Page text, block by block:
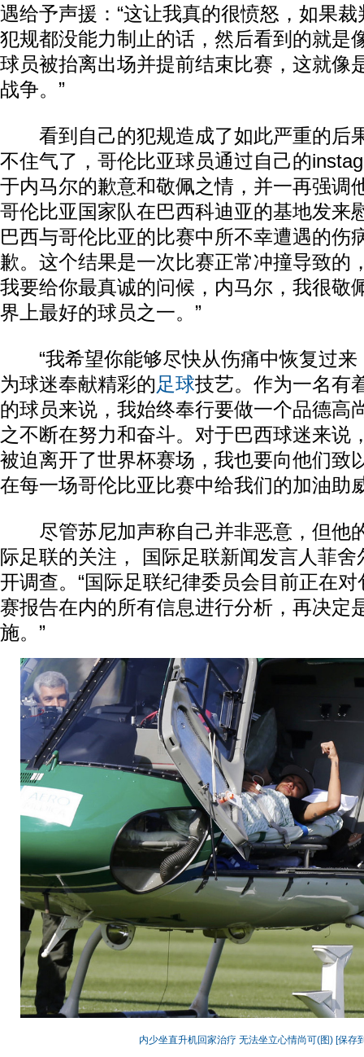
遇给予声援：“这让我真的很愤怒，如果
犯规都没能力制止的话，然后看到的就是
球员被抬离出场并提前结束比赛，这就像
战争。”
看到自己的犯规造成了如此严重的后
不住气了，哥伦比亚球员通过自己的
于内马尔的歉意和敬佩之情，并一再强调
哥伦比亚国家队在巴西科迪亚的基地发来
巴西与哥伦比亚的比赛中所不幸遭遇的伤
歉。这个结果是一次比赛正常冲撞导致的
我要给你最真诚的问候，内马尔，我很敬
界上最好的球员之一。”
“我希望你能够尽快从伤痛中恢复过来
为球迷奉献精彩的足球技艺。作为一名有
的球员来说，我始终奉行要做一个品德高
之不断在努力和奋斗。对于巴西球迷来说
被迫离开了世界杯赛场，我也要向他们致
在每一场哥伦比亚比赛中给我们的加油助
尽管苏尼加声称自己并非恶意，但他
际足联的关注， 国际足联新闻发言人菲
开调查。“国际足联纪律委员会目前正在
赛报告在内的所有信息进行分析，再决定
施。”
内少坐直升机回家治疗 无法坐立心情尚可(图) [保存